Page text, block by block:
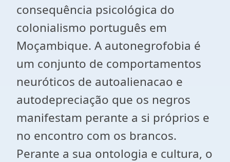
consequência psicológica do
colonialismo português em
Moçambique. A autonegrofobia é
um conjunto de comportamentos
neuróticos de autoalienacao e
autodepreciação que os negros
manifestam perante a si próprios e
no encontro com os brancos.
Perante a sua ontologia e cultura, o